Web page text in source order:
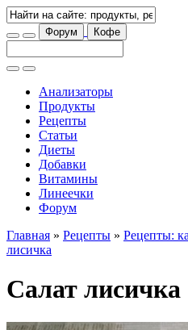
Форум Кофе
Анализаторы
Продукты
Рецепты
Статьи
Диеты
Добавки
Витамины
Линеечки
Форум
Главная » Рецепты » Рецепты:
лисичка
Салат лисичка